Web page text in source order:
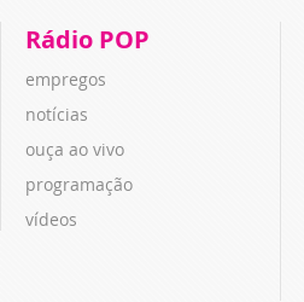
Rádio POP
empregos
notícias
ouça ao vivo
programação
vídeos